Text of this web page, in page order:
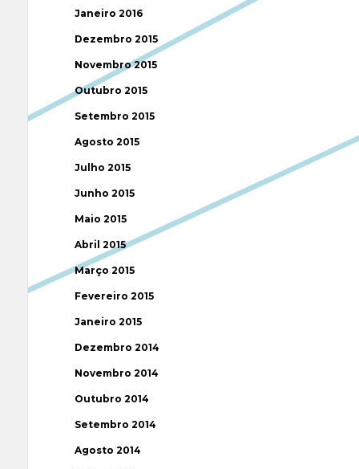
Janeiro 2016
Dezembro 2015
Novembro 2015
Outubro 2015
Setembro 2015
Agosto 2015
Julho 2015
Junho 2015
Maio 2015
Abril 2015
Março 2015
Fevereiro 2015
Janeiro 2015
Dezembro 2014
Novembro 2014
Outubro 2014
Setembro 2014
Agosto 2014